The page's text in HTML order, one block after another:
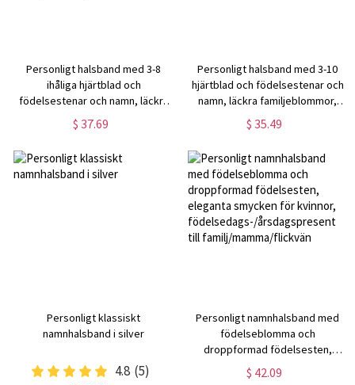
Personligt halsband med 3-8
ihåliga hjärtblad och
födelsestenar och namn, läckra
familjeblommor,
födelsedags-/morsdagspresent
$ 37.69
Personligt halsband med 3-10
hjärtblad och födelsestenar och
namn, läckra familjeblommor,
födelsedags-/morsdagspresent
till fru/mamma/mormor
$ 35.49
Personligt klassiskt
namnhalsband i silver
4.8 (5)
Personligt namnhalsband med
födelseblomma och
droppformad födelsesten,
eleganta smycken för kvinnor,
födelsedags-/årsdagspresent till
$ 42.09